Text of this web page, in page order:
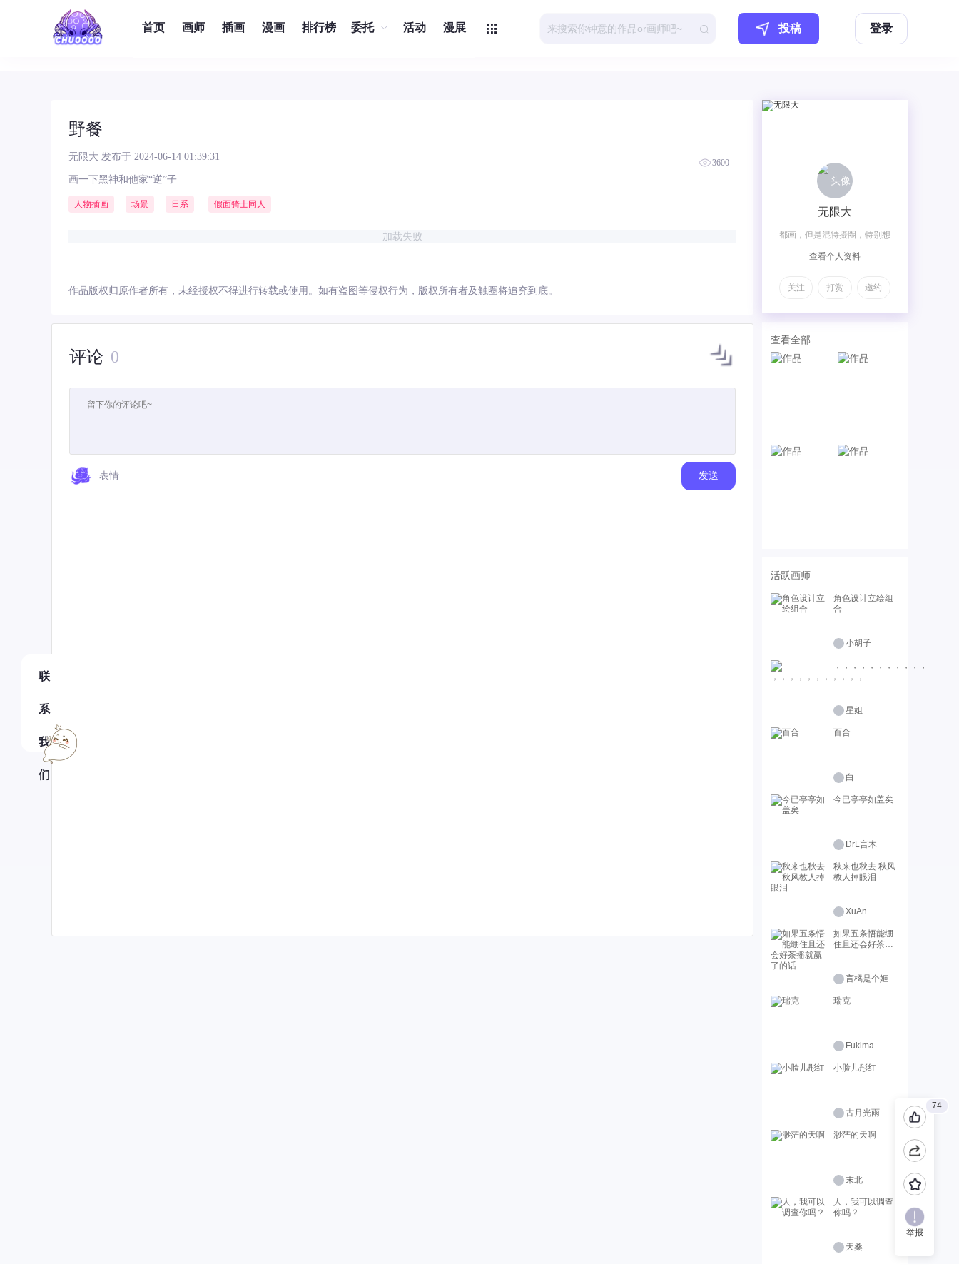
首页 画师 插画 漫画 排行榜 委托 活动 漫展 投稿 登录
野餐
无限大 发布于 2024-06-14 01:39:31
3600
画一下黑神和他家“逆”子
人物插画 场景 日系 假面骑士同人
加载失败
作品版权归原作者所有，未经授权不得进行转载或使用。如有盗图等侵权行为，版权所有者及触圈将追究到底。
评论 0
表情 发送
无限大
都画，但是混特摄圈，特别想
公费做饭画骑士相关♥(｡
查看个人资料
关注 打赏 邀约
查看全部
活跃画师
角色设计立绘组
合
小胡子
，，，，，，，，，，，
星姐
百合
白
今已亭亭如盖矣
DrL言木
秋来也秋去 秋风
教人掉眼泪
XuAn
如果五条悟能绷
住且还会好茶摇
言橘是个姬
瑞克
Fukima
小脸儿彤红
古月光雨
渺茫的天啊
末北
人，我可以调查
你吗？
天桑
74
举报
联
系
我
们